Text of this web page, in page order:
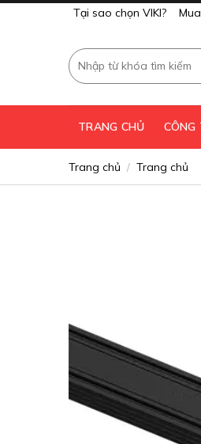
Tại sao chọn VIKI?
Tìm
kiếm:
TRANG CHỦ CÔNG
Trang chủ / Trang chủ